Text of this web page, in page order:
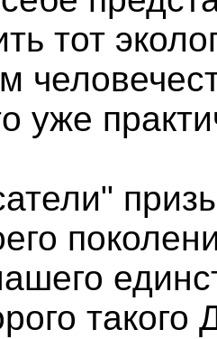
тот
уже
такого